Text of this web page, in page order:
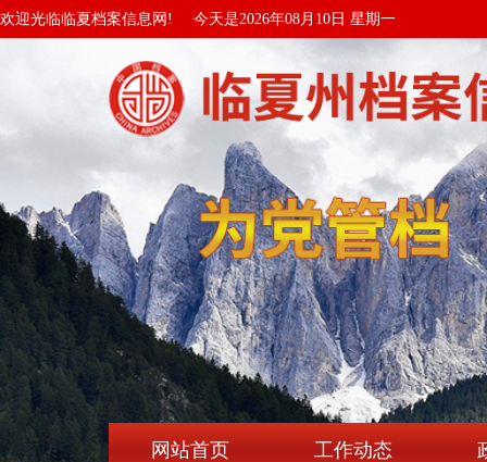
欢迎光临临夏档案信息网! 今天是2026年08月10日 星期一
网站首页 工作动态